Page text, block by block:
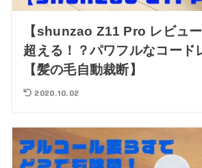
【shunzao Z11 Pro レビュ
超える！？パワフルなコード
【髪の毛自動裁断】
2020.10.02